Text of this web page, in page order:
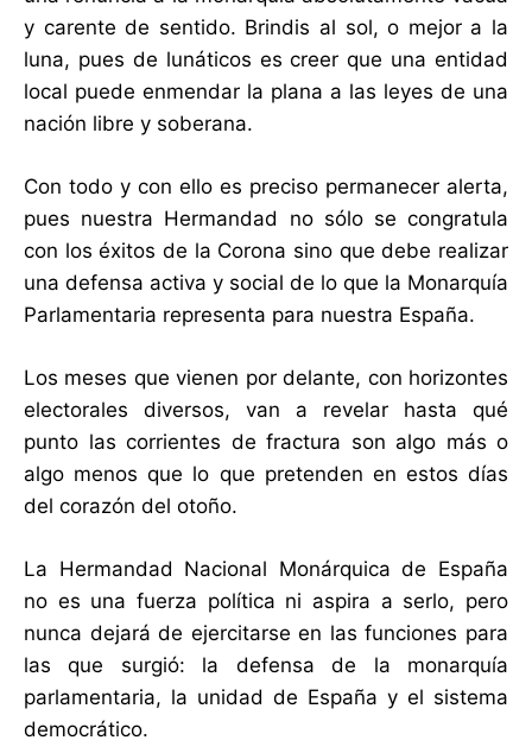
y carente de sentido. Brindis al sol, o mejor a la
luna, pues de lunáticos es creer que una entidad
local puede enmendar la plana a las leyes de una
nación libre y soberana.
Con todo y con ello es preciso permanecer alerta,
pues nuestra Hermandad no sólo se congratula
con los éxitos de la Corona sino que debe realizar
una defensa activa y social de lo que la Monarquía
Parlamentaria representa para nuestra España.
Los meses que vienen por delante, con horizontes
electorales diversos, van a revelar hasta qué
punto las corrientes de fractura son algo más o
algo menos que lo que pretenden en estos días
del corazón del otoño.
La Hermandad Nacional Monárquica de España
no es una fuerza política ni aspira a serlo, pero
nunca dejará de ejercitarse en las funciones para
las que surgió: la defensa de la monarquía
parlamentaria, la unidad de España y el sistema
democrático.